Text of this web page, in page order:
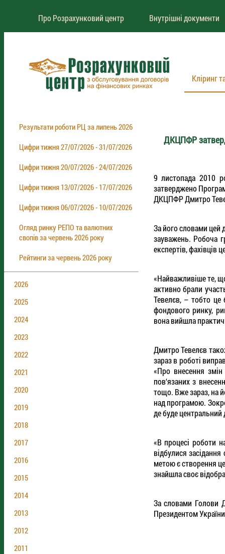
Про Розрахунковий центр Внутрішні документи
Кліринг
Результати роботи РЦ за липень 2026
Цифри тижня 27/07/2026 - 31/07/2026
Цифри тижня 20/07/2026 - 24/07/2026
Цифри тижня 13/07/2026 - 17/07/2026
Цифри тижня 06/07/2026 - 10/07/2026
Огляд ринку РЕПО та валютних
свопів за червень 2026 року
Рейтинги за червень 2026 року
2026
2025
2024
2023
2022
2021
2020
2019
2018
2017
2016
2015
2014
2013
2012
2011
ДКЦПФР
9 листопада 2010
затверджено
ДКЦПФРДмитро
За його словами цей
зауважень. Робоча
експертів, фахівців
«Найважливіше те,
активно брали
Тевелєв, – тобто це
фондового ринку,
вона вийшла
Дмитро Тевелєв
зараз в роботі
«Про внесення змін
пов‘язаних з
тощо. Вже зараз, на
над програмою.
де буде центральний
«В процесі роботи
відбулися
метою є створення
знайшла своє
За словами Голови
Президентом